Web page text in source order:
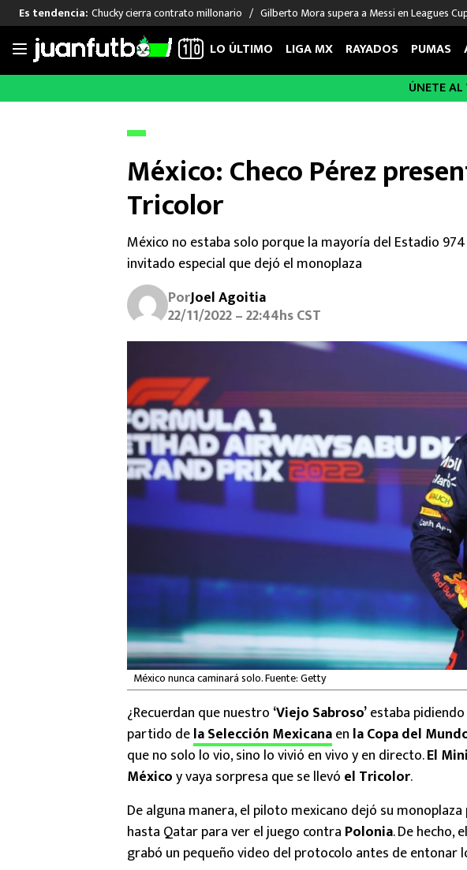
Saltar
Es tendencia: Chucky cierra contrato millonario Gilberto Mora supera a Messi en Leagues
LIGA MX
Chivas de Guadalajara
Liga MX Femenil
FUT INTERNACIONAL
Champions League
Europa League
Real Madrid
Barcelona
MEXICANOS EN EL
Memo Ochoa
Santiago Giménez
Rodrigo Huescas
LO ÚLTIMO LIGA MX RAYADOS PUMAS
ÚNETE
México: Checo Pérez
Tricolor
México no estaba solo porque la mayoría del Estadio
invitado especial que dejó el monoplaza
PorJoel Agoitia
22/11/2022 – 22:44hs CST
México nunca caminará solo. Fuente: Getty
¿Recuerdan que nuestro ‘Viejo Sabroso’estaba
partido dela Selección Mexicanaen la Copa del
que no solo lo vio, sino lo vivió en vivo y en directo.El
Méxicoy vaya sorpresa que se llevó el Tricolor.
De alguna manera, el piloto mexicano dejó su
hasta Qatar para ver el juego contra Polonia. De hecho,
grabó un pequeño video del protocolo antes de entonar